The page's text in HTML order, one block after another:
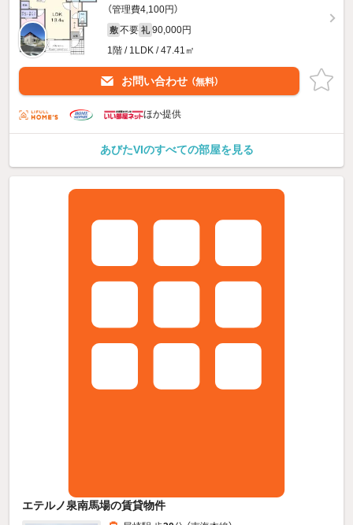
（管理費4,100円）
敷 不要 礼 90,000円
1階 / 1LDK / 47.41㎡
お問い合わせ （無料）
ほか提供
あびたVIのすべての部屋を見る
エテルノ泉南馬場の賃貸物件